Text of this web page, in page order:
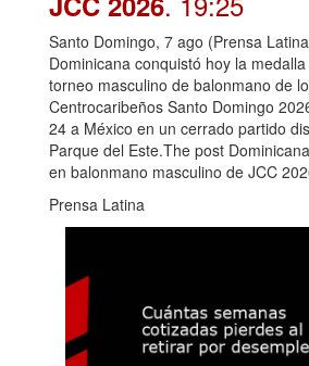
Santo Domingo, 7 ago (Prensa
Dominicana conquistó hoy la
torneo masculino de balonmano de
Centrocaribeños Santo Domingo
24 a México en un cerrado partido
Parque del Este.The post
en balonmano masculino de JCC
Prensa Latina